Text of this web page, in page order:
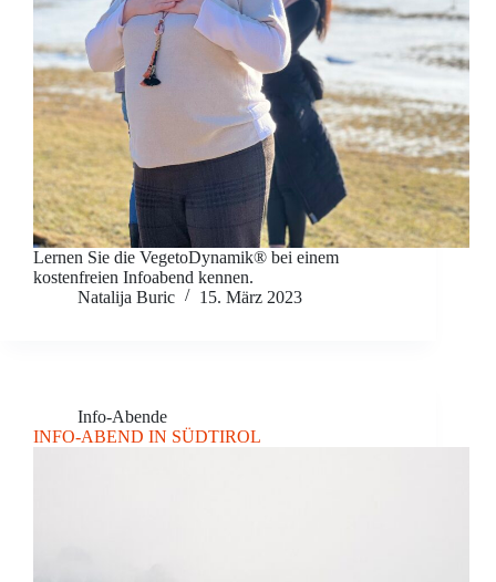
Lernen Sie die VegetoDynamik® bei einem
kostenfreien Infoabend kennen.
Natalija Buric
15. März 2023
Info-Abende
INFO-ABEND IN SÜDTIROL